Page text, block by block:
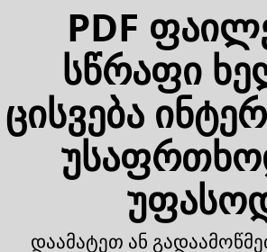
PDF
სწრაფი
ცისვება
დაამატეთ ან